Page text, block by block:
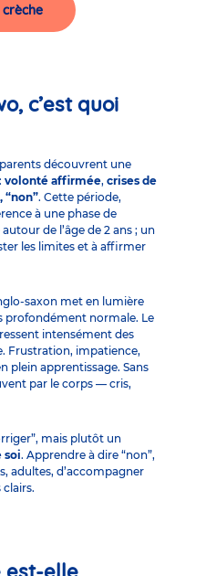
c’est quoi
découvrent une
volonté affirmée, crises de
“non”. Cette période,
à une phase de
de l’âge de 2 ans ; un
les limites et à affirmer
saxon met en lumière
profondément normale. Le
intensément des
Frustration, impatience,
plein apprentissage. Sans
par le corps — cris,
mais plutôt un
soi. Apprendre à dire “non”,
adultes, d’accompagner